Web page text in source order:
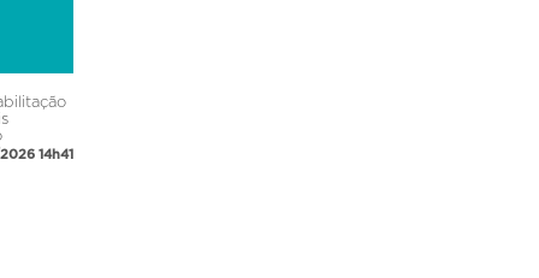
14h41